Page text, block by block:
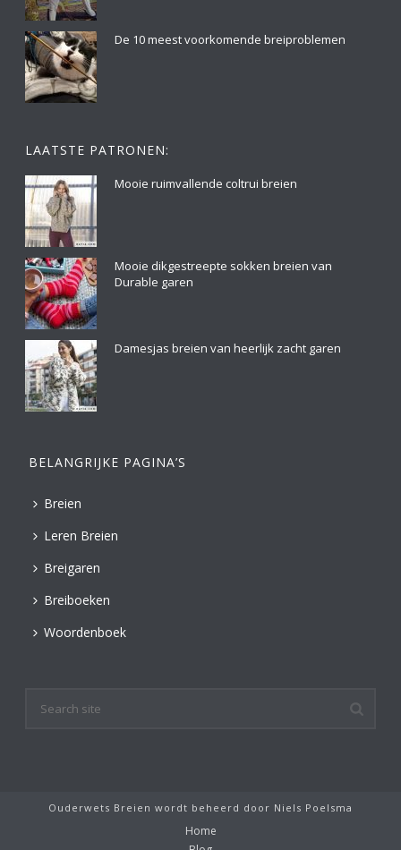
De 10 meest voorkomende breiproblemen
LAATSTE PATRONEN:
Mooie ruimvallende coltrui breien
Mooie dikgestreepte sokken breien van
Durable garen
Damesjas breien van heerlijk zacht garen
BELANGRIJKE PAGINA’S
Breien
Leren Breien
Breigaren
Breiboeken
Woordenboek
Ouderwets Breien wordt beheerd door Niels Poelsma
Home